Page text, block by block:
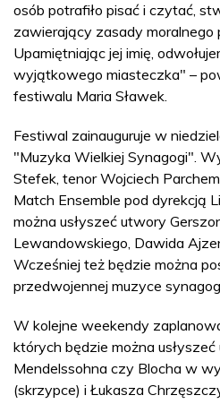
osób potrafiło pisać i czytać,
zawierający zasady moralnego
Upamiętniając jej imię,
wyjątkowego miasteczka" –
festiwalu Maria Sławek.
Festiwal zainauguruje w
"Muzyka Wielkiej Synagogi".
Stefek, tenor Wojciech
Match Ensemble pod dyrekcją
można usłyszeć utwory
Lewandowskiego, Dawida
Wcześniej też będzie można
przedwojennej muzyce
W kolejne weekendy
których będzie można
Mendelssohna czy Blocha w
(skrzypce) i Łukasza